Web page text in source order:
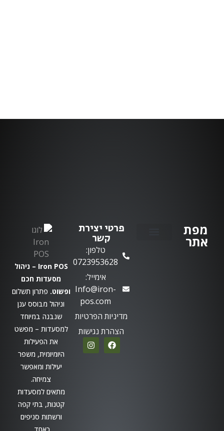
Iron POS – ניהול
מסעדות חכם
ופשוט. פתרון תשלום
וניהול מבוסס ענן
שנבנה במיוחד
למסעדות – מפשט
את הפעילות
היומיומית, משפר
יעילות ומאפשר
צמיחה.
מתאים למסעדות
קטנות, בתי קפה
ורשתות סניפים
פרטי יצירת
קשר
טלפון:
0723953628
אימייל:
Info@iron-
pos.com
מדיניות הפרטיות
הצהרת נגישות
מפת
אתר